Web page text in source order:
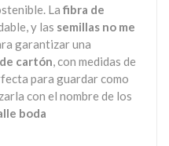
Lafibra de
y las semillas no me
garantizar una
cartón, con medidas de
para guardar como
con el nombre de los
boda